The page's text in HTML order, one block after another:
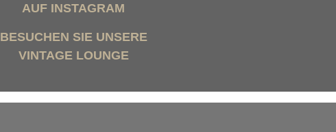
AUF INSTAGRAM
BESUCHEN SIE UNSERE
VINTAGE LOUNGE